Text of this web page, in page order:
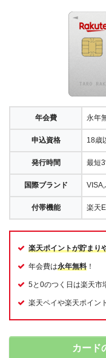
年会費 永年
申込資格 18歳
発行時間 最短3
国際ブランド
付帯機能 楽天
楽天ポイントが貯まり
年会費は永年無料 ！
5と0のつく日は楽天市
楽天ペイや楽天ポイン
カード